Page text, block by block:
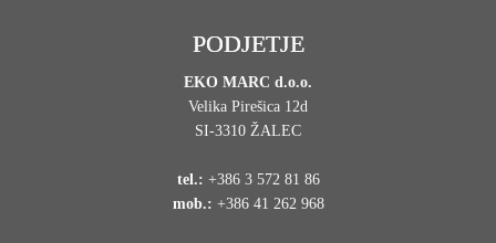
PODJETJE
EKO MARC d.o.o.
Velika Pirešica 12d
SI-3310 ŽALEC
tel.: +386 3 572 81 86
mob.: +386 41 262 968